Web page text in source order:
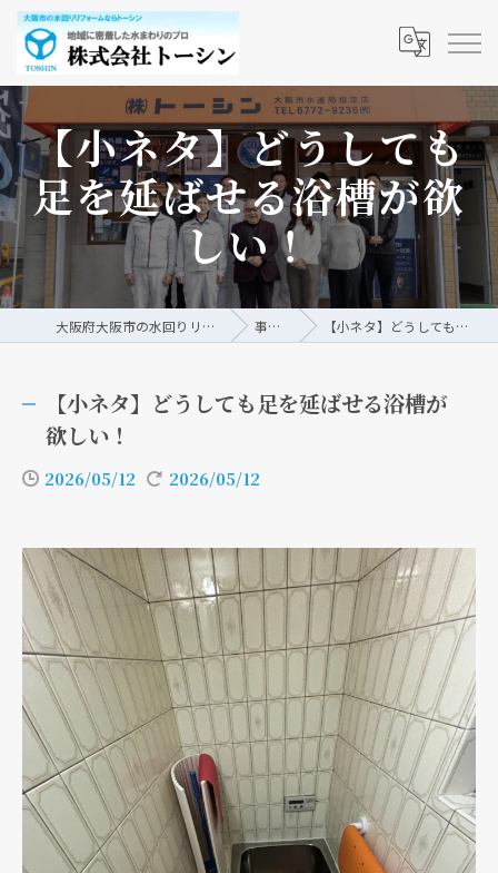
【小ネタ】どうしても
足を延ばせる浴槽が欲
しい！
大阪府大阪市の水回りリフォームなら株式会社トーシン 事例/ブログ 【小ネタ】どうしても足を延ばせる浴槽が欲しい！
【小ネタ】どうしても足を延ばせる浴槽が
欲しい！
2026/05/12 2026/05/12